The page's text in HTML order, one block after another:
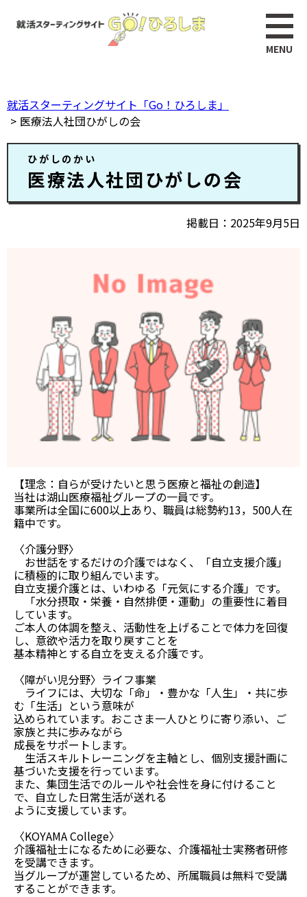
で
す。
就活スターティングサイト「Go！ひろしま」
医療法人社団ひがしの会
ひがしのかい
医療法人社団ひがしの会
掲載日 2025年9月5日
【理念：自らが受けたいと思う医療と福祉の創造】
当社は湖山医療福祉グループの一員です。
事業所は全国に600以上あり、職員は総勢約13，500人在
籍中です。
〈介護分野〉
お世話をするだけの介護ではなく、「自立支援介護」
に積極的に取り組んでいます。
自立支援介護とは、いわゆる「元気にする介護」です。
「水分摂取・栄養・自然排便・運動」の重要性に着目
しています。
ご本人の体調を整え、活動性を上げることで体力を回復
し、意欲や活力を取り戻すことを
基本精神とする自立を支える介護です。
〈障がい児分野〉ライフ事業
ライフには、大切な「命」・豊かな「人生」・共に歩
む「生活」という意味が
込められています。おこさま一人ひとりに寄り添い、ご
家族と共に歩みながら
成長をサポートします。
生活スキルトレーニングを主軸とし、個別支援計画に
基づいた支援を行っています。
また、集団生活でのルールや社会性を身に付けること
で、自立した日常生活が送れる
ように支援しています。
〈KOYAMA College〉
介護福祉士になるために必要な、介護福祉士実務者研修
を受講できます。
当グループが運営しているため、所属職員は無料で受講
することができます。